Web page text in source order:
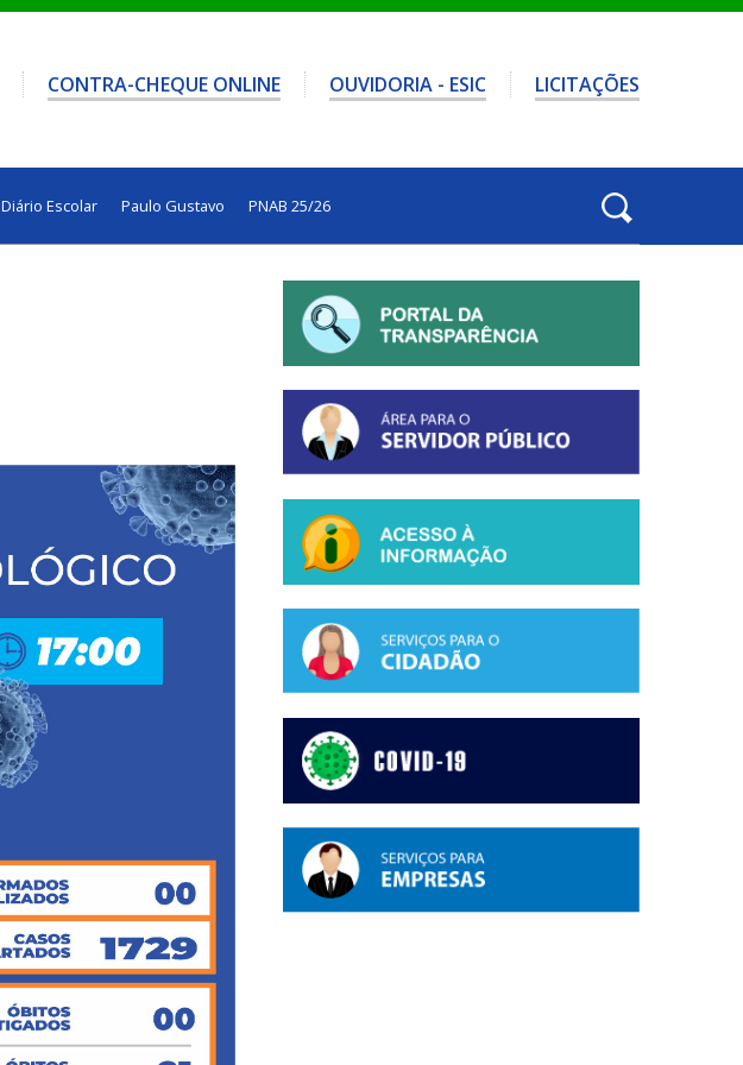
CONTRA-CHEQUE ONLINE OUVIDORIA - ESIC LICITAÇÕES
Diário Escolar Paulo Gustavo PNAB 25/26